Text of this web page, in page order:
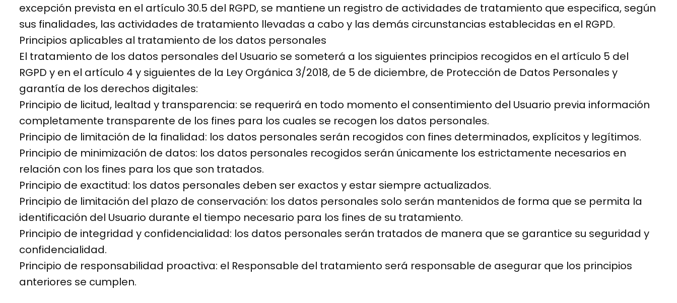
excepción prevista en el artículo 30.5 del RGPD, se mantiene un registro de actividades de tratamiento que especifica, según
sus finalidades, las actividades de tratamiento llevadas a cabo y las demás circunstancias establecidas en el RGPD.
Principios aplicables al tratamiento de los datos personales
El tratamiento de los datos personales del Usuario se someterá a los siguientes principios recogidos en el artículo 5 del
RGPD y en el artículo 4 y siguientes de la Ley Orgánica 3/2018, de 5 de diciembre, de Protección de Datos Personales y
garantía de los derechos digitales:
Principio de licitud, lealtad y transparencia: se requerirá en todo momento el consentimiento del Usuario previa información
completamente transparente de los fines para los cuales se recogen los datos personales.
Principio de limitación de la finalidad: los datos personales serán recogidos con fines determinados, explícitos y legítimos.
Principio de minimización de datos: los datos personales recogidos serán únicamente los estrictamente necesarios en
relación con los fines para los que son tratados.
Principio de exactitud: los datos personales deben ser exactos y estar siempre actualizados.
Principio de limitación del plazo de conservación: los datos personales solo serán mantenidos de forma que se permita la
identificación del Usuario durante el tiempo necesario para los fines de su tratamiento.
Principio de integridad y confidencialidad: los datos personales serán tratados de manera que se garantice su seguridad y
confidencialidad.
Principio de responsabilidad proactiva: el Responsable del tratamiento será responsable de asegurar que los principios
anteriores se cumplen.